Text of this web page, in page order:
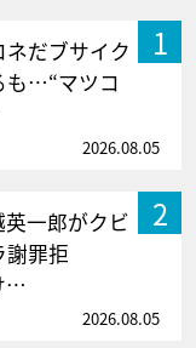
1
だブサイク
も…“マツコ
2026.08.05
2
一郎がクビ
謝罪拒
…
2026.08.05